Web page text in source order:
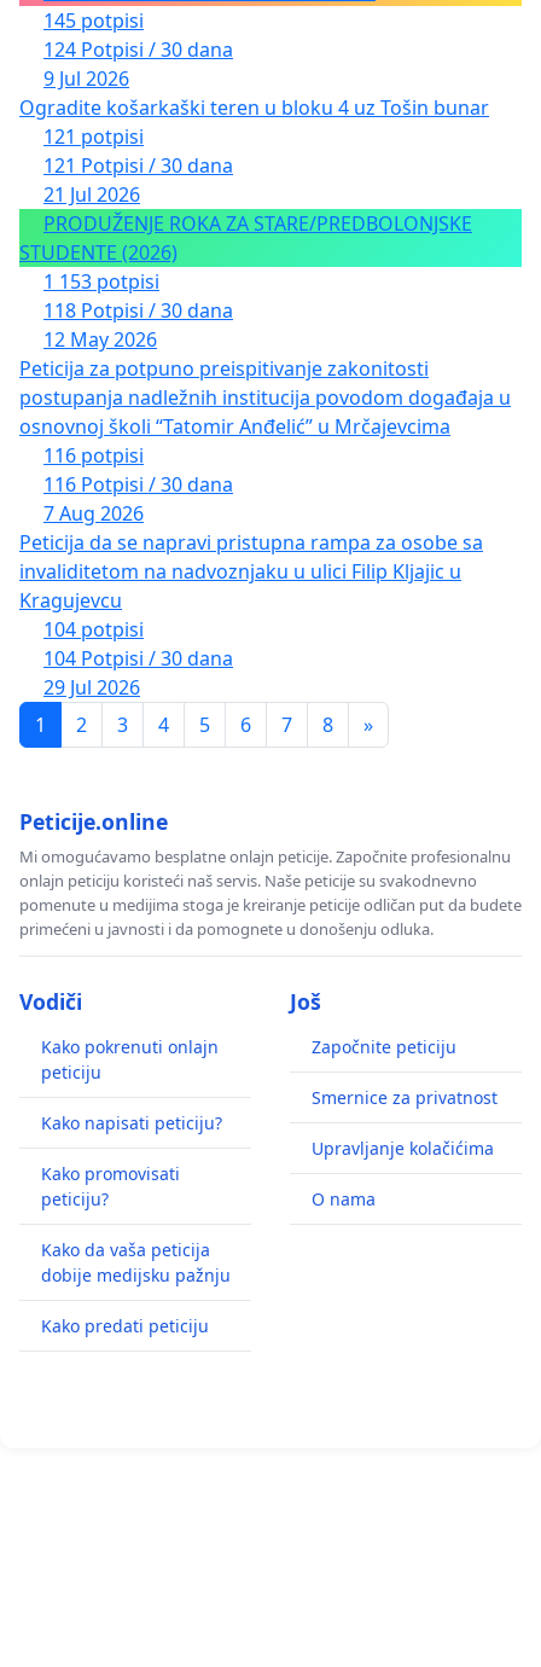
145 potpisi
124 Potpisi / 30 dana
9 Jul 2026
Ogradite košarkaški teren u bloku 4 uz Tošin bunar
121 potpisi
121 Potpisi / 30 dana
21 Jul 2026
PRODUŽENJE ROKA ZA STARE/PREDBOLONJSKE
STUDENTE (2026)
1 153 potpisi
118 Potpisi / 30 dana
12 May 2026
Peticija za potpuno preispitivanje zakonitosti
postupanja nadležnih institucija povodom događaja u
osnovnoj školi “Tatomir Anđelić” u Mrčajevcima
116 potpisi
116 Potpisi / 30 dana
7 Aug 2026
Peticija da se napravi pristupna rampa za osobe sa
invaliditetom na nadvoznjaku u ulici Filip Kljajic u
Kragujevcu
104 potpisi
104 Potpisi / 30 dana
29 Jul 2026
1
2 3 4 5 6 7 8 »
Peticije.online
Mi omogućavamo besplatne onlajn peticije. Započnite profesionalnu
onlajn peticiju koristeći naš servis. Naše peticije su svakodnevno
pomenute u medijima stoga je kreiranje peticije odličan put da budete
primećeni u javnosti i da pomognete u donošenju odluka.
Vodiči
Kako pokrenuti onlajn
peticiju
Kako napisati peticiju?
Kako promovisati
peticiju?
Kako da vaša peticija
dobije medijsku pažnju
Kako predati peticiju
Još
Započnite peticiju
Smernice za privatnost
Upravljanje kolačićima
O nama